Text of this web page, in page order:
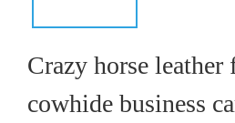
Crazy horse
cowhide business